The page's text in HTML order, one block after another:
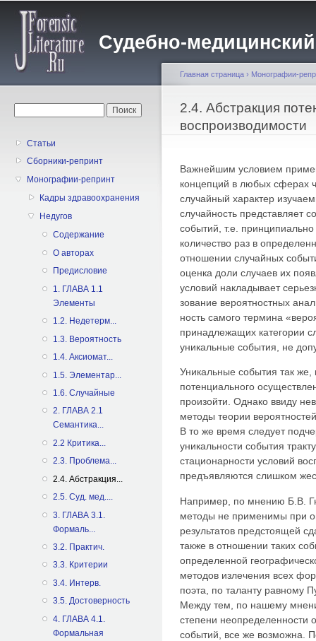
Судебно-
Статьи
Сборники-репринт
Монографии-репринт
Кадры здравоохранения
Недугов
Содержание
О авторах
Предисловие
1. ГЛАВА 1.1
Элементы
1.2. Недетерм...
1.3. Вероятность
1.4. Аксиомат...
1.5. Элементар...
1.6. Случайные
2. ГЛАВА 2.1
Семантика...
2.2 Критика...
2.3. Проблема...
2.4. Абстракция...
2.5. Суд. мед....
3. ГЛАВА 3.1.
Формаль...
3.2. Практич.
3.3. Критерии
3.4. Интерв.
3.5. Достоверность
4. ГЛАВА 4.1.
Формальная
Вы здесь
Главная страница › Монографии-
2.4. Абстракция
воспроизводимости
Важнейшим условием
концепций в любых сферах
случайный характер
случайность представляет
событий, т.е.
количество раз в
отношении случайных
оценка доли случаев их
условий накладывает
зование вероятностных
ность самого термина
принадлежащих категории
уникальные события, не
Уникальные события так же,
потенциального
произойти. Однако ввиду
методы теории
В то же время следует
уникальности события
стационарности условий
предъявляются слишком
Например, по мнению Б.В.
методы не применимы при
результатов предстоящей
также в отношении таких
определенной
методов излечения всех
поэта, по таланту равному
Между тем, по нашему
степени неопределенности
событий, все же возможна.